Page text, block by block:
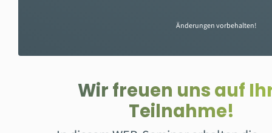
Änderungen vorbehalten!
Wir freuen uns auf
Teilnahme!